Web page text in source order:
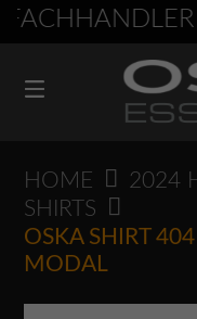
Springen
Inhalt
HOME
2024
SHIRTS
OSKA SHIRT
MODAL